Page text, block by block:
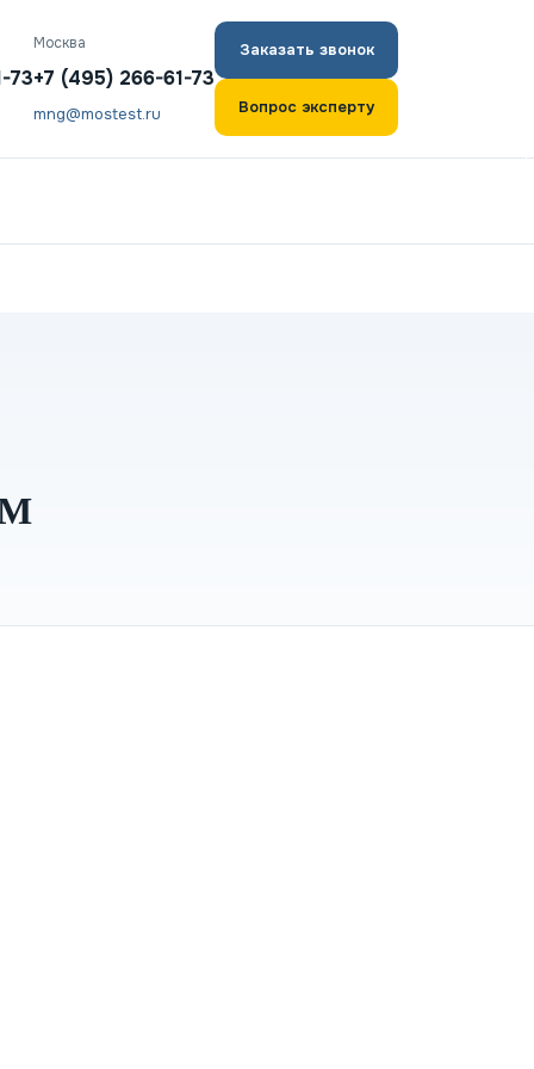
73
Москва
+7 (495) 266-61-73
mng@mostest.ru
Заказать звонок
Вопрос эксперту